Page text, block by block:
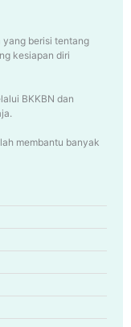
yang berisi tentang
kesiapan diri
BKKBN dan
membantu banyak